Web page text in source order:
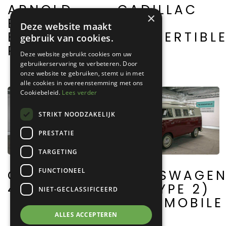
ARNOLD-
BRISTOL
BOLIDE
ROASTER
CADILLAC
CITROËN AZ
4/4 SAHARA T1 (TYPE 2)
CAMPMOBILE
×
Deze website maakt
gebruik van cookies.
Deze website gebruikt cookies om uw
gebruikerservaring te verbeteren. Door
onze website te gebruiken, stemt u in met
alle cookies in overeenstemming met ons
Cookiebeleid. Lees verder
STRIKT NOODZAKELIJK
PRESTATIE
TARGETING
FUNCTIONEEL
NIET-GECLASSIFICEERD
ALLES ACCEPTEREN